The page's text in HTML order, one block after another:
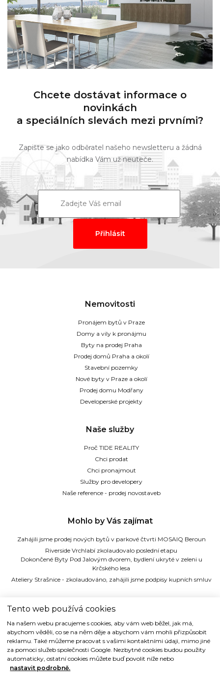
Chcete dostávat informace o
novinkách
a speciálních slevách mezi prvními?
Zapište se jako odběratel našeho newsletteru a žádná
nabídka Vám už neuteče.
Nemovitosti
Pronájem bytů v Praze
Domy a vily k pronájmu
Byty na prodej Praha
Prodej domů Praha a okolí
Stavební pozemky
Nové byty v Praze a okolí
Prodej domu Modřany
Developerské projekty
Naše služby
Proč TIDE REALITY
Chci prodat
Chci pronajmout
Služby pro developery
Naše reference - prodej novostaveb
Mohlo by Vás zajímat
Zahájili jsme prodej nových bytů v parkové čtvrti MOSAIQ Beroun
Riverside Vrchlabí zkolaudovalo poslední etapu
Dokončené Byty Pod Jalovým dvorem, bydlení ukryté v zeleni u
Krčského lesa
Ateliery Strašnice - zkolaudováno, zahájili jsme podpisy kupních smluv
TIDE REALITY s.r.o.
Dřevná 2, 128 00 Praha 2
Tel: (+420) 224 914 914
e-mail:info@tide.cz
Tento web používá cookies
Na našem webu pracujeme s cookies, aby vám web běžel, jak má,
abychom věděli, co se na něm děje a abychom vám mohli přizpůsobit
reklamu. Také můžeme pracovat s vašimi kontaktními údaji, mimo jiné
za pomoci služeb společnosti Google. Nezbytné cookies budou použity
automaticky, ostatní cookies můžete buď povolit níže nebo
nastavit podrobně.